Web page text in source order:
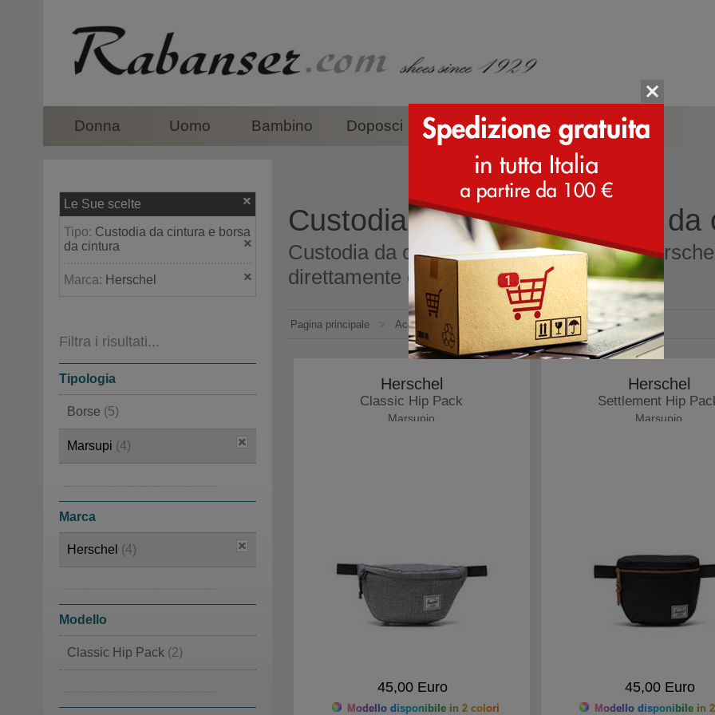
Donna Uomo Bambino Doposci Accessori Marche
Le Sue scelte
Tipo: Custodia da cintura e borsa
da cintura
Marca: Herschel
Filtra i risultati...
Tipologia
Borse (5)
Marsupi (4)
Zaini
Marca
Herschel (4)
Modello
Classic Hip Pack (2)
Custodia da cintura e borsa da
Custodia da cintura e borsa da cintura
direttamente dall'Italia
Pagina principale > Accessori > Marsupi > Herschel
Herschel
Classic Hip Pack
Marsupio
45,00 Euro
Modello disponibile in 2 colori
Herschel
Settlement Hip
Marsupio
45,00 Euro
Modello disponibile in